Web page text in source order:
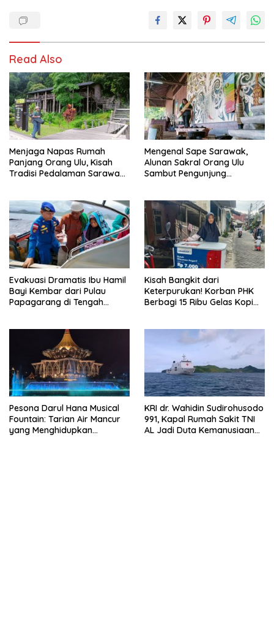
Read Also
Menjaga Napas Rumah
Panjang Orang Ulu, Kisah
Tradisi Pedalaman Sarawak
Mengenal Sape Sarawak,
Alunan Sakral Orang Ulu
Sambut Pengunjung
Evakuasi Dramatis Ibu Hamil
Bayi Kembar dari Pulau
Papagarang di Tengah
Kisah Bangkit dari
Keterpurukan! Korban PHK
Berbagi 15 Ribu Gelas Kopi
Pesona Darul Hana Musical
Fountain: Tarian Air Mancur
yang Menghidupkan
KRI dr. Wahidin Sudirohusodo
991, Kapal Rumah Sakit TNI
AL Jadi Duta Kemanusiaan